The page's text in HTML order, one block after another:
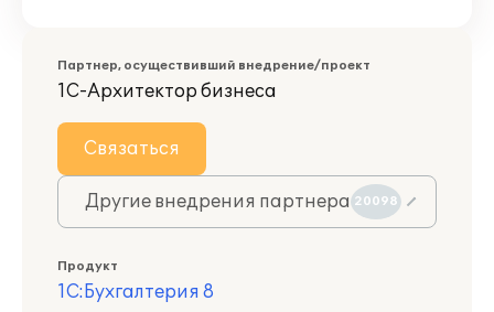
Партнер, осуществивший внедрение/проект
1С-Архитектор бизнеса
Связаться
Другие внедрения партнера 20098
Продукт
1С:Бухгалтерия 8